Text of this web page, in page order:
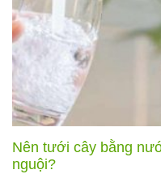
Nên tưới cây bằng
nguội?